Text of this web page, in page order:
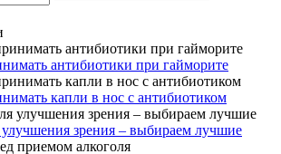
антибиотики при гайморите
капли в нос с антибиотиком
зрения – выбираем лучшие